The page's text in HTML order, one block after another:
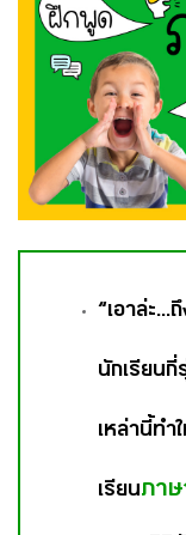
“เอาล่ะ
นักเรียนกี่
เหล่านี้ทำ
เรียนภา